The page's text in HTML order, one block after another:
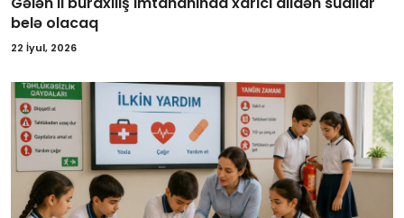
belə olacaq
22 İyul, 2026